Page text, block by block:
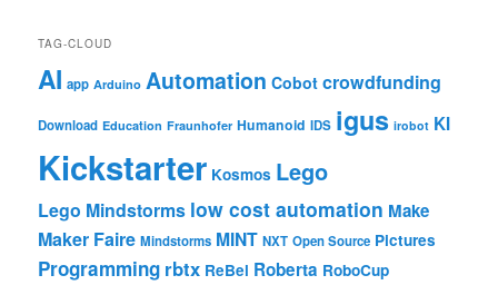
TAG-CLOUD
AI app Arduino Automation Cobot crowdfunding
Download Education Fraunhofer Humanoid IDS igus irobot KI
Kickstarter Kosmos Lego
Lego Mindstorms low cost automation Make
Maker Faire Mindstorms MINT NXT Open Source Pictures
Programming rbtx ReBel Roberta RoboCup